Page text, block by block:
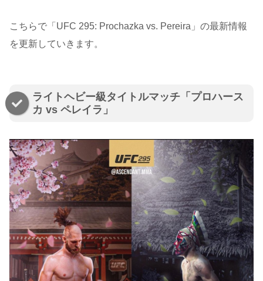
こちらで「UFC 295: Prochazka vs. Pereira」の最新情報
を更新していきます。
ライトヘビー級タイトルマッチ「プロハース
カ vs ペレイラ」